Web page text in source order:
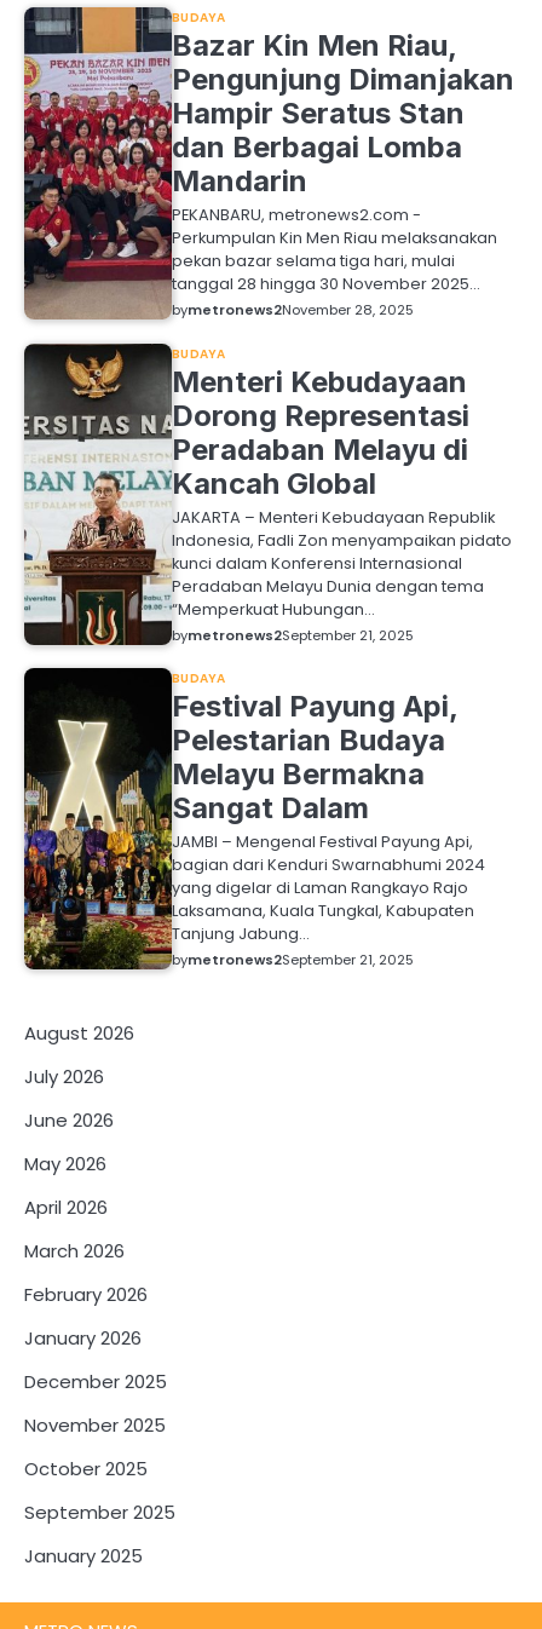
BUDAYA
Bazar Kin Men Riau,
Pengunjung Dimanjakan
Hampir Seratus Stan
dan Berbagai Lomba
Mandarin
PEKANBARU, metronews2.com -
Perkumpulan Kin Men Riau melaksanakan
pekan bazar selama tiga hari, mulai
tanggal 28 hingga 30 November 2025…
bymetronews2November 28, 2025
BUDAYA
Menteri Kebudayaan
Dorong Representasi
Peradaban Melayu di
Kancah Global
JAKARTA – Menteri Kebudayaan Republik
Indonesia, Fadli Zon menyampaikan pidato
kunci dalam Konferensi Internasional
Peradaban Melayu Dunia dengan tema
“Memperkuat Hubungan…
bymetronews2September 21, 2025
BUDAYA
Festival Payung Api,
Pelestarian Budaya
Melayu Bermakna
Sangat Dalam
JAMBI – Mengenal Festival Payung Api,
bagian dari Kenduri Swarnabhumi 2024
yang digelar di Laman Rangkayo Rajo
Laksamana, Kuala Tungkal, Kabupaten
Tanjung Jabung…
bymetronews2September 21, 2025
August 2026
July 2026
June 2026
May 2026
April 2026
March 2026
February 2026
January 2026
December 2025
November 2025
October 2025
September 2025
January 2025